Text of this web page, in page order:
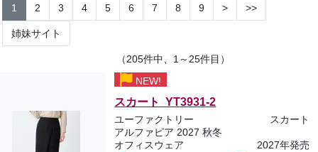
1 2 3 4 5 6 7 8 9 > >>
姉妹サイト
（205件中、1～25件目）
NEW!
スカート YT3931-2
ユーファクトリー
スカート
アルファピア 2027 秋冬
オフィスウェア
2027年発売